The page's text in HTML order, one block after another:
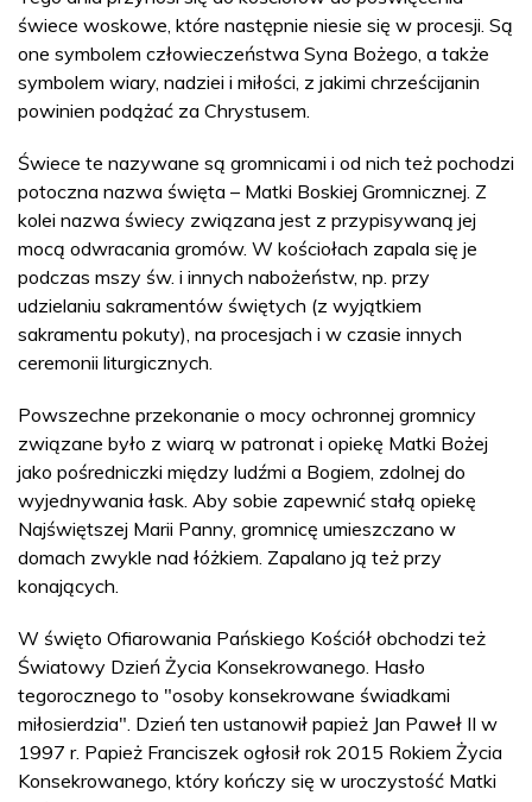
świece woskowe, które następnie niesie się w procesji. Są
one symbolem człowieczeństwa Syna Bożego, a także
symbolem wiary, nadziei i miłości, z jakimi chrześcijanin
powinien podążać za Chrystusem.
Świece te nazywane są gromnicami i od nich też pochodzi
potoczna nazwa święta – Matki Boskiej Gromnicznej. Z
kolei nazwa świecy związana jest z przypisywaną jej
mocą odwracania gromów. W kościołach zapala się je
podczas mszy św. i innych nabożeństw, np. przy
udzielaniu sakramentów świętych (z wyjątkiem
sakramentu pokuty), na procesjach i w czasie innych
ceremonii liturgicznych.
Powszechne przekonanie o mocy ochronnej gromnicy
związane było z wiarą w patronat i opiekę Matki Bożej
jako pośredniczki między ludźmi a Bogiem, zdolnej do
wyjednywania łask. Aby sobie zapewnić stałą opiekę
Najświętszej Marii Panny, gromnicę umieszczano w
domach zwykle nad łóżkiem. Zapalano ją też przy
konających.
W święto Ofiarowania Pańskiego Kościół obchodzi też
Światowy Dzień Życia Konsekrowanego. Hasło
tegorocznego to "osoby konsekrowane świadkami
miłosierdzia". Dzień ten ustanowił papież Jan Paweł II w
1997 r. Papież Franciszek ogłosił rok 2015 Rokiem Życia
Konsekrowanego, który kończy się w uroczystość Matki